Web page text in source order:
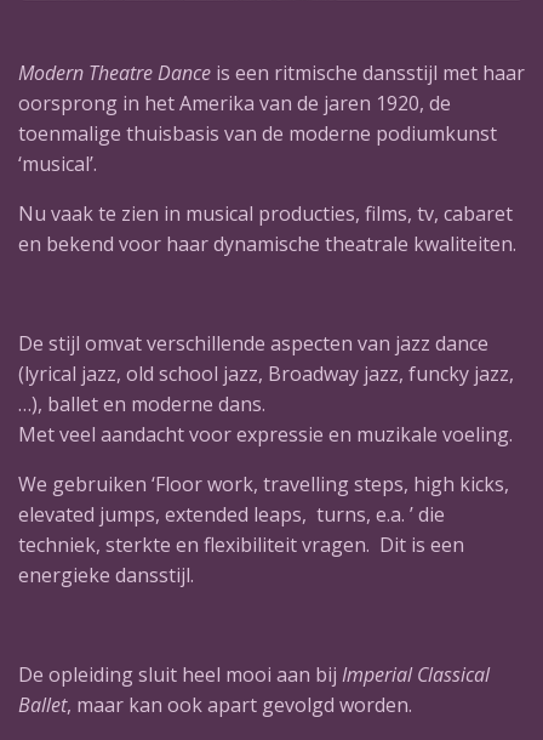
Modern Theatre Dance is een ritmische dansstijl met haar
oorsprong in het Amerika van de jaren 1920, de
toenmalige thuisbasis van de moderne podiumkunst
‘musical’.
Nu vaak te zien in musical producties, films, tv, cabaret
en bekend voor haar dynamische theatrale kwaliteiten.
De stijl omvat verschillende aspecten van jazz dance
(lyrical jazz, old school jazz, Broadway jazz, funcky jazz,
…), ballet en moderne dans.
Met veel aandacht voor expressie en muzikale voeling.
We gebruiken ‘Floor work, travelling steps, high kicks,
elevated jumps, extended leaps, turns, e.a. ’ die
techniek, sterkte en flexibiliteit vragen. Dit is een
energieke dansstijl.
De opleiding sluit heel mooi aan bij Imperial Classical
Ballet, maar kan ook apart gevolgd worden.